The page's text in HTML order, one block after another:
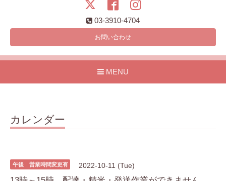
03-3910-4704
お問い合わせ
MENU
カレンダー
午後 営業時間変更有 2022-10-11 (Tue)